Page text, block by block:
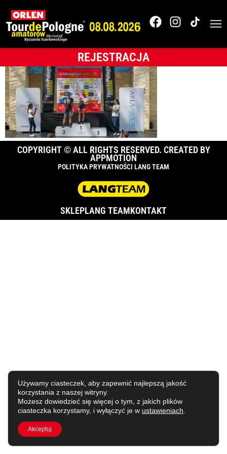
REJESTRACJA
_A1_2192
COPYRIGHT © ALL RIGHTS RESERVED. CREATED BY
APPMOTION
POLITYKA PRYWATNOŚCI LANG TEAM
SKLEPLANG TEAMKONTAKT
Używamy ciasteczek, aby zapewnić najlepszą jakość
korzystania z naszej witryny.
Możesz dowiedzieć się więcej o tym, z jakich plików
ciasteczka korzystamy, i wyłączyć je w ustawieniach
Akceptuj